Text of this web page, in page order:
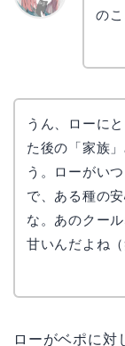
の
うん、ローに
た後の「家族
う。ローがい
で、ある種の
な。あのクー
甘いんだよね（
ローがベポに対